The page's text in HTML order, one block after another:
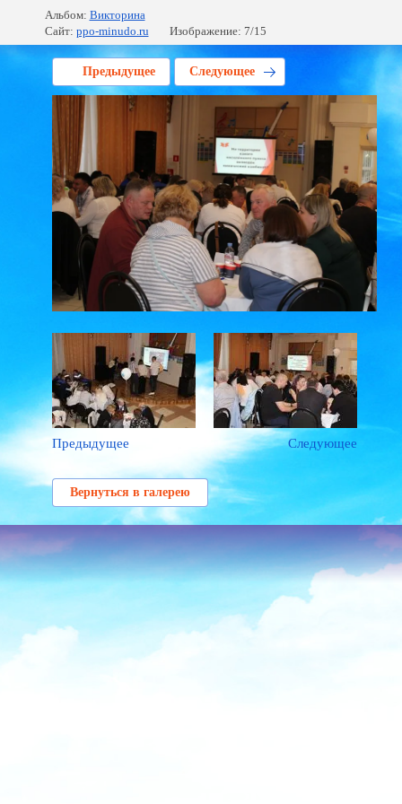
Альбом: Викторина
Сайт: ppo-minudo.ru Изображение: 7/15
Предыдущее Следующее
Предыдущее Следующее
Вернуться в галерею